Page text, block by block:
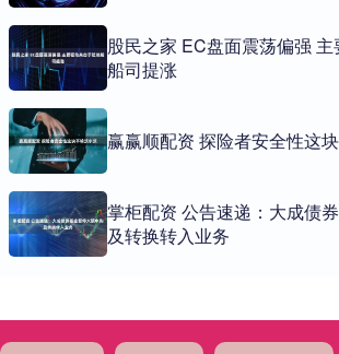
股民之家 EC盘面震荡偏强
船司提涨
赢赢顺配资 探险者安全性这
掌柜配资 公告速递：大成债
及转换转入业务